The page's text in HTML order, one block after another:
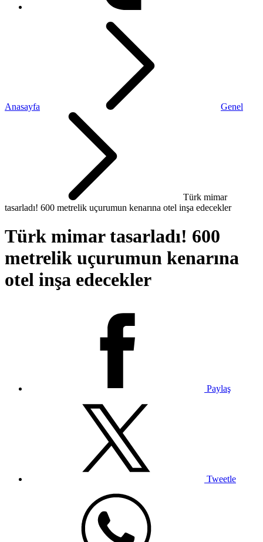
Anasayfa Genel
Türk mimar
tasarladı! 600 metrelik uçurumun kenarına otel inşa edecekler
Türk mimar tasarladı! 600
metrelik uçurumun kenarına
otel inşa edecekler
Paylaş
Tweetle